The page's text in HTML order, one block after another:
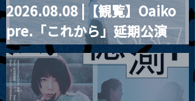
2026.08.08 |【観覧】Oaiko
pre.「これから」延期公演
Blurred City Lights × 17歳
とベルリンの壁